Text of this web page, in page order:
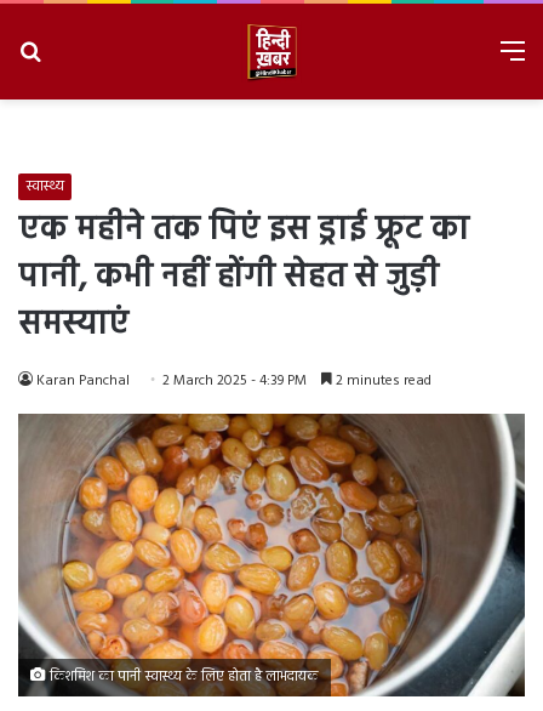
स्वास्थ्य
एक महीने तक पिएं इस ड्राई फ्रूट का
पानी, कभी नहीं होंगी सेहत से जुड़ी
समस्याएं
Karan Panchal 2 March 2025 - 4:39 PM 2 minutes read
किशमिश का पानी स्वास्थ्य के लिए होता है लाभदायक